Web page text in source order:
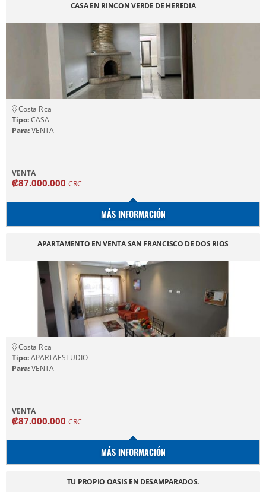
CASA EN RINCON VERDE DE HEREDIA
Costa Rica
Tipo:CASA
Para:VENTA
VENTA
₡87.000.000 CRC
MÁS INFORMACIÓN
APARTAMENTO EN VENTA SAN FRANCISCO DE DOS RIOS
Costa Rica
Tipo:APARTAESTUDIO
Para:VENTA
VENTA
₡87.000.000 CRC
MÁS INFORMACIÓN
TU PROPIO OASIS EN DESAMPARADOS.